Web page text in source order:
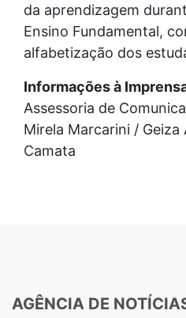
da aprendizagem
Ensino Fundamental,
alfabetização dos
Informações à
Assessoria de
Mirela Marcarini / Geiza
Camata
AGÊNCIA DE